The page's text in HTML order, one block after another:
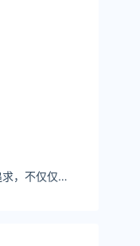
Kitaro_绮太郎的热爱和追求，不仅仅是对动漫的，更是对生活的。软软兔